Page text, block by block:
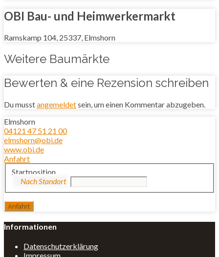
OBI Bau- und Heimwerkermarkt
Ramskamp 104, 25337, Elmshorn
Weitere Baumärkte
Bewerten & eine Rezension schreiben
Du musstangemeldetsein, um einen Kommentar abzugeben.
Elmshorn
04121 47 51 21 00
elmshorn@obi.de
www.obi.de
Anfahrt
Startposition
Informationen
Datenschutzerklärung